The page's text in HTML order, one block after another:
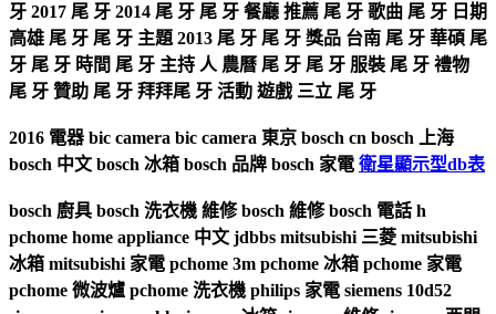
牙 2017 尾 牙 2014 尾 牙 尾 牙 餐廳 推薦 尾 牙 歌曲 尾 牙 日期
高雄 尾 牙 尾 牙 主題 2013 尾 牙 尾 牙 獎品 台南 尾 牙 華碩 尾
牙 尾 牙 時間 尾 牙 主持 人 農曆 尾 牙 尾 牙 服裝 尾 牙 禮物
尾 牙 贊助 尾 牙 拜拜尾 牙 活動 遊戲 三立 尾 牙
2016 電器 bic camera bic camera 東京 bosch cn bosch 上海
bosch 中文 bosch 冰箱 bosch 品牌 bosch 家電 衛星顯示型db表
bosch 廚具 bosch 洗衣機 維修 bosch 維修 bosch 電話 h
pchome home appliance 中文 jdbbs mitsubishi 三菱 mitsubishi
冰箱 mitsubishi 家電 pchome 3m pchome 冰箱 pchome 家電
pchome 微波爐 pchome 洗衣機 philips 家電 siemens 10d52